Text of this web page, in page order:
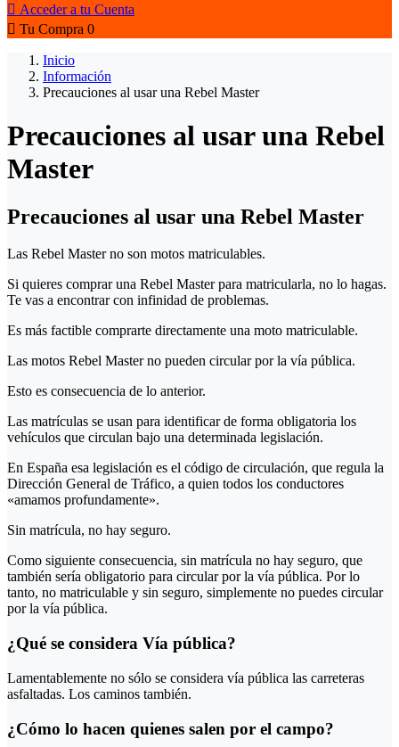
 Acceder a tu Cuenta
 Tu Compra 0
Inicio
Información
Precauciones al usar una Rebel Master
Precauciones al usar una Rebel
Master
Precauciones al usar una Rebel Master
Las Rebel Master no son motos matriculables.
Si quieres comprar una Rebel Master para matricularla, no lo hagas.
Te vas a encontrar con infinidad de problemas.
Es más factible comprarte directamente una moto matriculable.
Las motos Rebel Master no pueden circular por la vía pública.
Esto es consecuencia de lo anterior.
Las matrículas se usan para identificar de forma obligatoria los
vehículos que circulan bajo una determinada legislación.
En España esa legislación es el código de circulación, que regula la
Dirección General de Tráfico, a quien todos los conductores
«amamos profundamente».
Sin matrícula, no hay seguro.
Como siguiente consecuencia, sin matrícula no hay seguro, que
también sería obligatorio para circular por la vía pública. Por lo
tanto, no matriculable y sin seguro, simplemente no puedes circular
por la vía pública.
¿Qué se considera Vía pública?
Lamentablemente no sólo se considera vía pública las carreteras
asfaltadas. Los caminos también.
¿Cómo lo hacen quienes salen por el campo?